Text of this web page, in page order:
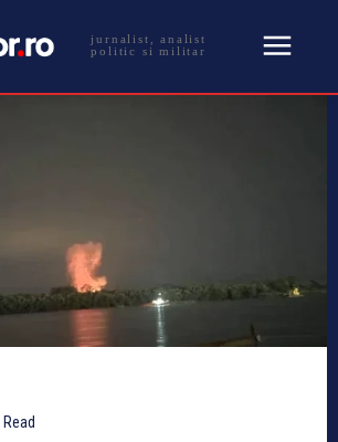
jurnalist, analist
politic si militar
Read